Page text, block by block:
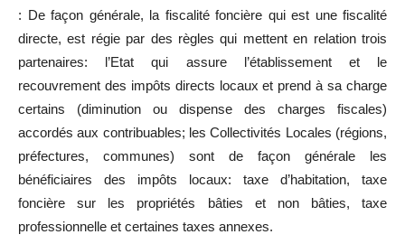
: De façon générale, la fiscalité foncière qui est une fiscalité
directe, est régie par des règles qui mettent en relation trois
partenaires: l’Etat qui assure l’établissement et le
recouvrement des impôts directs locaux et prend à sa charge
certains (diminution ou dispense des charges fiscales)
accordés aux contribuables; les Collectivités Locales (régions,
préfectures, communes) sont de façon générale les
bénéficiaires des impôts locaux: taxe d’habitation, taxe
foncière sur les propriétés bâties et non bâties, taxe
professionnelle et certaines taxes annexes.